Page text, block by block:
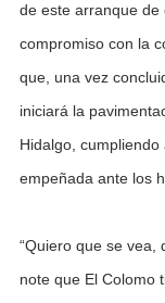
de este arranque
compromiso con la
que, una vez
iniciará la
Hidalgo,
empeñada ante los
“Quiero que se vea,
note que El Colomo